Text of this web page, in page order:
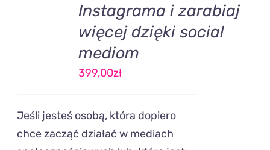
Instagrama i zarabiaj
więcej dzięki social
mediom
399,00zł
Jeśli jesteś osobą, która dopiero
chce zacząć działać w mediach